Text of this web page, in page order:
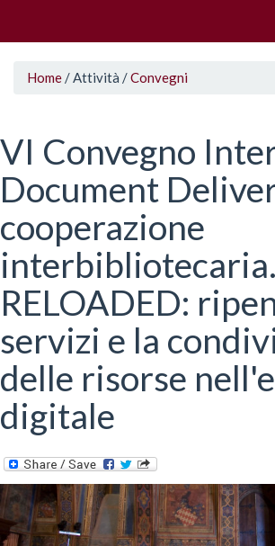
Tu
qui
Home /Attività /Convegni
VI Convegno
Document
cooperazione
RELOADED:
servizi e la
delle risorse
digitale